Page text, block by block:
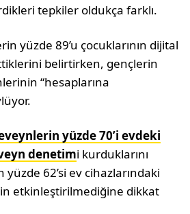
tepkiler oldukça farklı.
yüzde 89’u çocuklarının dijital
belirtirken, gençlerin
“hesaplarına
yüzde 70’i evdeki
denetimi kurduklarını
62’si ev cihazlarındaki
etkinleştirilmediğine dikkat